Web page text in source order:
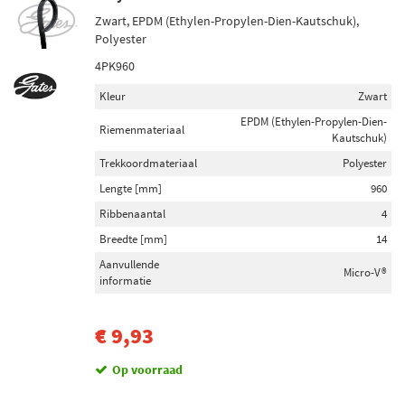
Zwart, EPDM (Ethylen-Propylen-Dien-Kautschuk),
Polyester
4PK960
Kleur Zwart
Riemenmateriaal
EPDM (Ethylen-Propylen-Dien-
Kautschuk)
Trekkoordmateriaal
Polyester
Lengte [mm]
960
Ribbenaantal
4
Breedte [mm]
14
Aanvullende
informatie
Micro-V®
€ 9,93
Op voorraad